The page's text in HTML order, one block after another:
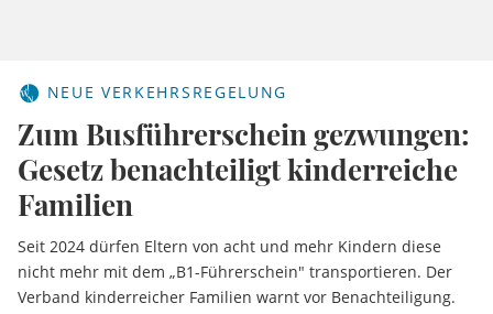
NEUE VERKEHRSREGELUNG
Zum Busführerschein gezwungen:
Gesetz benachteiligt kinderreiche
Familien
Seit 2024 dürfen Eltern von acht und mehr Kindern diese
nicht mehr mit dem „B1-Führerschein" transportieren. Der
Verband kinderreicher Familien warnt vor Benachteiligung.